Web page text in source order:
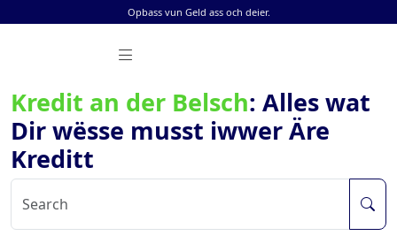
Opbass vun Geld ass och deier.
Kredit an der Belsch: Alles wat
Dir wësse musst iwwer Äre
Kreditt